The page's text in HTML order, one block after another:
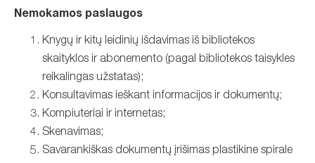
Nemokamos paslaugos
Knygų ir kitų leidinių išdavimas iš bibliotekos
skaityklos ir abonemento (pagal bibliotekos taisykles
reikalingas užstatas);
Konsultavimas ieškant informacijos ir dokumentų;
Kompiuteriai ir internetas;
Skenavimas;
Savarankiškas dokumentų įrišimas plastikine spirale